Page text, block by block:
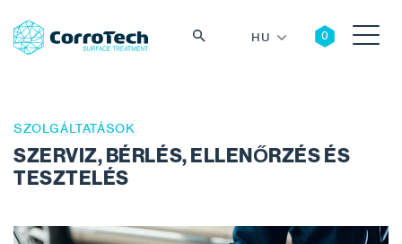
Keresés
HU
SZOLGÁLTATÁSOK
SZERVIZ, BÉRLÉS, ELLENŐRZÉS ÉS
TESZTELÉS